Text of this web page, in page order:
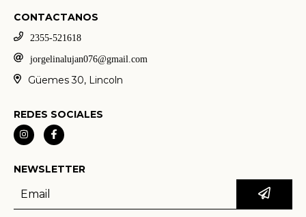
CONTACTANOS
2355-521618
jorgelinalujan076@gmail.com
Güemes 30, Lincoln
REDES SOCIALES
NEWSLETTER